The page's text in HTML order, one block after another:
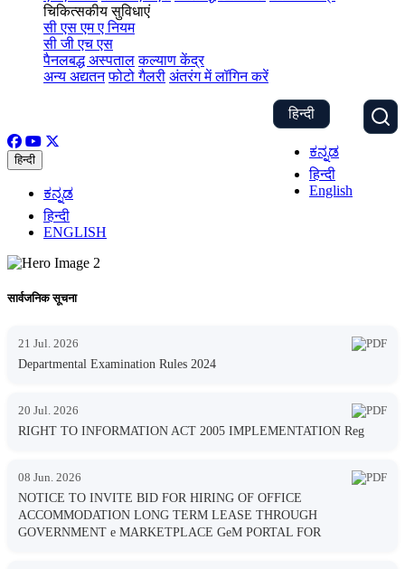
चिकित्सकीय सुविधाएं
सी एस एम ए नियम
सी जी एच एस
पैनलबद्ध अस्पताल कल्याण केंद्र
अन्य अद्यतन फोटो गैलरी अंतरंग में लॉगिन करें
हिन्दी
ಕನ್ನಡ
हिन्दी
English
हिन्दी
ಕನ್ನಡ
हिन्दी
ENGLISH
सार्वजनिक सूचना
21 Jul. 2026
Departmental Examination Rules 2024
20 Jul. 2026
RIGHT TO INFORMATION ACT 2005 IMPLEMENTATION Reg
08 Jun. 2026
NOTICE TO INVITE BID FOR HIRING OF OFFICE
ACCOMMODATION LONG TERM LEASE THROUGH
GOVERNMENT e MARKETPLACE GeM PORTAL FOR